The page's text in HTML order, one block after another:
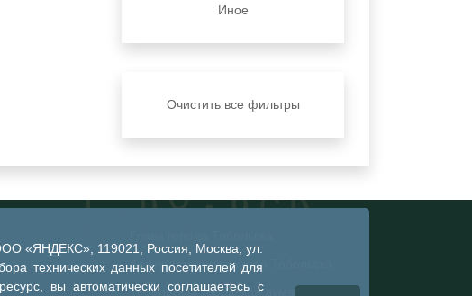
«ЯНДЕКС», 119021, Россия, Москва, ул.
технических данных посетителей для
вы автоматически соглашаетесь с
Иное
Очистить все фильтры
Администрация города Тобольска
Тобольская городская дума